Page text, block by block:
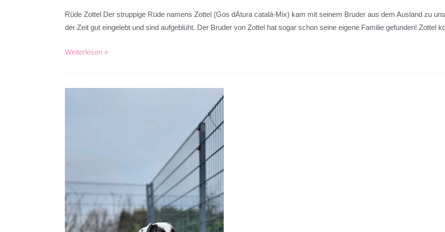
Rüde Zottel Der struppige Rüde namens Zottel (Gos dÁtura catalá-Mix) kam mit seinem Bruder aus dem Ausland zu
der Zeit gut eingelebt und sind aufgeblüht. Der Bruder von Zottel hat sogar schon seine eigene Familie gefunden!
Weiterlesen »